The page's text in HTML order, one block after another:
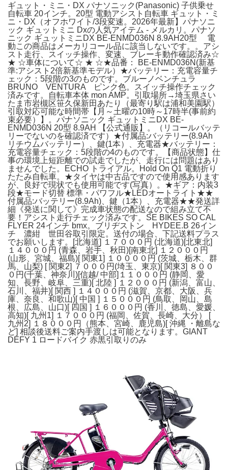
ギュット・ミニ・DX パナソニック(Panasonic) 子供乗せ
自転車 20インチ。20型 電動アシスト自転車 ギュット・ミ
ニ・DX（オフホワイト/3段変速。2026年最新】パナソニ
ック ギュットミニ Dxの人気アイテム - メルカリ。パナソ
ニック ギュットミニDX BE-ENMD036N 8.9AH20型 電
動この商品はメーカリコール品に該当しないです。。アシ
スト走行、スイッチ操作、変速、ブレーキ動作確認済み☆
★ ☆車体について☆ ★ ☆★品番： BE-ENMD036N(新基
準:アシスト2倍新基準モデル）★バッテリー：充電容量チ
ェック：5段階の3のものです。ブルーノベンチュラ
BRUNO VENTURA ピンク色。スイッチ操作チェック
済みです。自転車本体 mon AMP。引取場所→埼玉県さい
たま市岩槻区笹久保新田あたり（最寄り駅は浦和美園駅）
引取対応可能な時間帯【月～土曜の10時～17時半(事前約
束必要）】。パナソニック ギュットミニDX BE-
ENMD036N 20型 8.9AH 【公式通販】。（リコールバッテ
リーでないのを確認済です）★付属品:バッテリー(8.9Ah
リチウムバッテリー）、鍵(1本）、充電器★バッテリー：
充電容量チェック：5段階の4のものです。【商品状態】仕
事の環境上短距離での試走でしたが、走行には問題はあり
ませんでした。ECHO トライアル。Hold On Q1 電動折り
たたみ自転車。★タイヤは中古品ですので使用感あります
が、良好で現状でも使用可能です(写真）。★ギア：内装3
段★モード切替 標準・パワフル★LEDオートライト★★
付属品:バッテリー(8.9Ah)、鍵（1本）、充電器★★発送詳
細《発送に関して》完成車状態の配送なので組み立て不
要！アシスト走行チェック済みです。SE BIKES SO CAL
FLYER 24インチ bmx。ブリヂストン HYDEE.B 26イン
チ 濃紺 世田谷取引限定。送付の場合、下記送料プラス
でお願いします。[北海道] １７０００円 (北海道)[北東北]
１４０００円 (青森、岩手、秋田)[南東北] １２０００円
(山形、宮城、福島)[ 関東1] １００００円 (茨城、栃木、群
馬、山梨) [ 関東2] ７０００円(埼玉、東京)[ 関東3] ８００
０円(千葉、神奈川)[信越/ 中部]１１０００円 (静岡、愛
知、長野、岐阜、三重)[ 北陸 ] １２０００円 (新潟、富山、
石川、福井)[ 関西 ] １４０００円 (滋賀、京都、大阪、兵
庫、奈良、和歌山)[ 中国 ] １５０００円 (鳥取、岡山、島
根、広島、山口)[ 四国 ] １６０００円 (香川、徳島、愛媛、
高知)[ 九州1] １７０００円 (福岡、佐賀、長崎、大分） [
九州2] １８０００円（熊本、宮崎、鹿児島)[ 沖縄 ・離島な
ど] 相談後送料ご案内手渡しは可能となります。GIANT
DEFY 1 ロードバイク 赤黒引取りのみ